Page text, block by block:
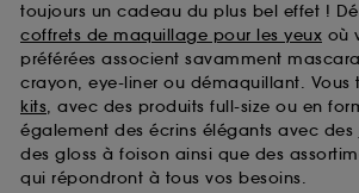
toujours un cadeau du plus bel effet !
coffrets de maquillage pour les yeux où
préférées associent savamment
crayon, eye-liner ou démaquillant. Vous
kits, avec des produits full-size ou en
également des écrins élégants avec des
des gloss à foison ainsi que des
qui répondront à tous vos besoins.